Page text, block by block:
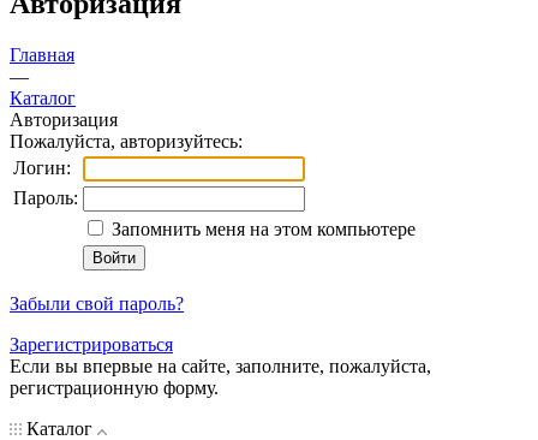
Главная
—
Каталог
Авторизация
Пожалуйста, авторизуйтесь:
Логин:
Пароль:
Запомнить меня на этом компьютере
Забыли свой пароль?
Зарегистрироваться
Если вы впервые на сайте, заполните, пожалуйста,
регистрационную форму.
Каталог